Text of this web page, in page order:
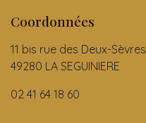
Coordonnées
11 bis rue des Deux-Sèvres
49280 LA SEGUINIERE
02 41 64 18 60